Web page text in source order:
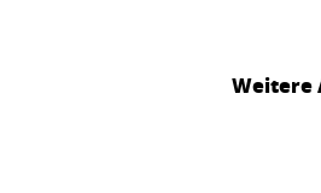
Weitere